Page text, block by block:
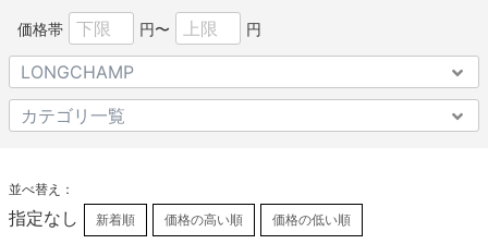
価格帯 円〜 円
並べ替え：
指定なし 新着順 価格の高い順 価格の低い順